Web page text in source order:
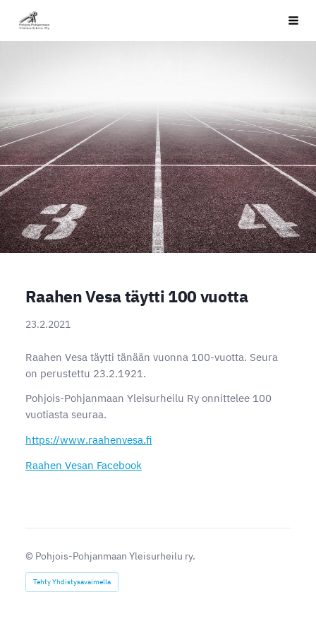
Siirry
sivun
PPYU
Raahen Vesa täytti 100 vuotta
23.2.2021
Raahen Vesa täytti tänään vuonna 100-vuotta. Seura
on perustettu 23.2.1921.
Pohjois-Pohjanmaan Yleisurheilu Ry onnittelee 100
vuotiasta seuraa.
https://www.raahenvesa.fi
Raahen Vesan Facebook
© Pohjois-Pohjanmaan Yleisurheilu ry.
Tehty Yhdistysavaimella